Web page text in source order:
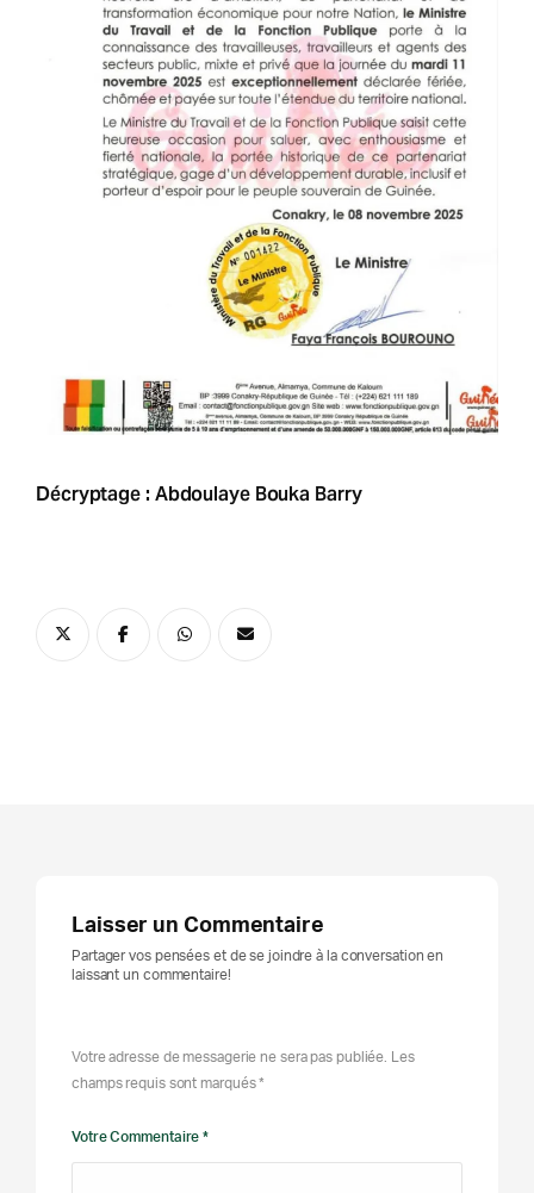
Décryptage : Abdoulaye Bouka Barry
Laisser un Commentaire
Partager vos pensées et de se joindre à la conversation en
laissant un commentaire!
Votre adresse de messagerie ne sera pas publiée. Les
champs requis sont marqués *
Votre Commentaire *